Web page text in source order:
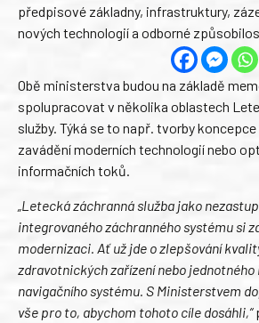
předpisové základny, infrastruktury,
nových technologií a odborné
Obě ministerstva budou na základě
spolupracovat v několika oblastech
služby. Týká se to např. tvorby
zavádění moderních technologií nebo
informačních toků.
„Letecká záchranná služba jako
integrovaného záchranného systému si
modernizaci. Ať už jde o zlepšování
zdravotnických zařízení nebo
navigačního systému. S Ministerstvem
vše pro to, abychom tohoto cíle dosáhli,“